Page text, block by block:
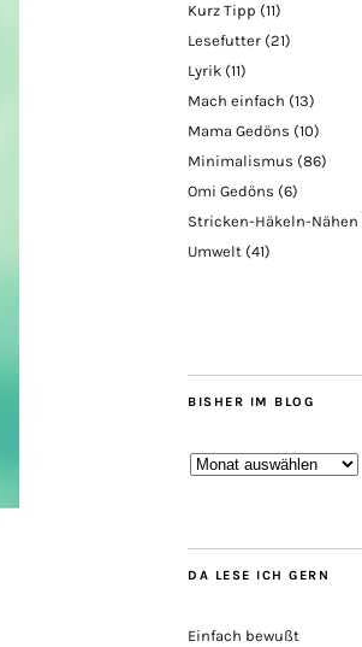
Kurz Tipp (11)
Lesefutter (21)
Lyrik (11)
Mach einfach (13)
Mama Gedöns (10)
Minimalismus (86)
Omi Gedöns (6)
Stricken-Häkeln-Nähen
Umwelt (41)
BISHER IM BLOG
Bisher
DA LESE ICH GERN
Einfach bewußt